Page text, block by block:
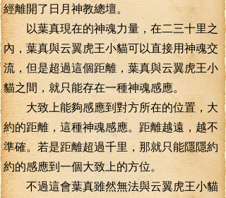
經離開了日月神教總壇。
以葉真現在的神魂力量，在二三十里之
內，葉真與云翼虎王小貓可以直接用神魂交
流，但是超過這個距離，葉真與云翼虎王小
貓之間，就只能存在一種神魂感應。
大致上能夠感應到對方所在的位置，大
約的距離，這種神魂感應。距離越遠，越不
準確。若是距離超過千里，那就只能隱隱約
約的感應到一個大致上的方位。
不過這會葉真雖然無法與云翼虎王小貓